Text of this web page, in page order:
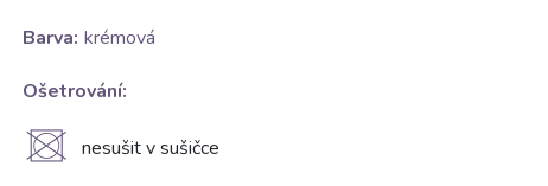
Barva: krémová
Ošetrování:
U nesušit v sušičce